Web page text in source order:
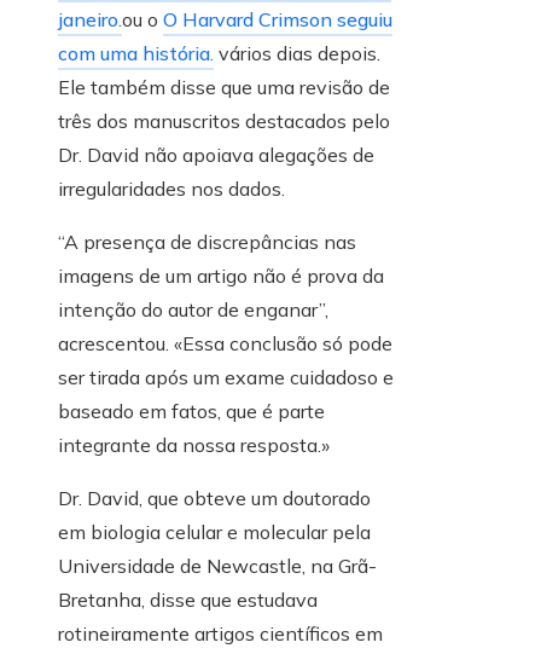
janeiro.ou o O Harvard Crimson seguiu
com uma história. vários dias depois.
Ele também disse que uma revisão de
três dos manuscritos destacados pelo
Dr. David não apoiava alegações de
irregularidades nos dados.
“A presença de discrepâncias nas
imagens de um artigo não é prova da
intenção do autor de enganar”,
acrescentou. «Essa conclusão só pode
ser tirada após um exame cuidadoso e
baseado em fatos, que é parte
integrante da nossa resposta.»
Dr. David, que obteve um doutorado
em biologia celular e molecular pela
Universidade de Newcastle, na Grã-
Bretanha, disse que estudava
rotineiramente artigos científicos em